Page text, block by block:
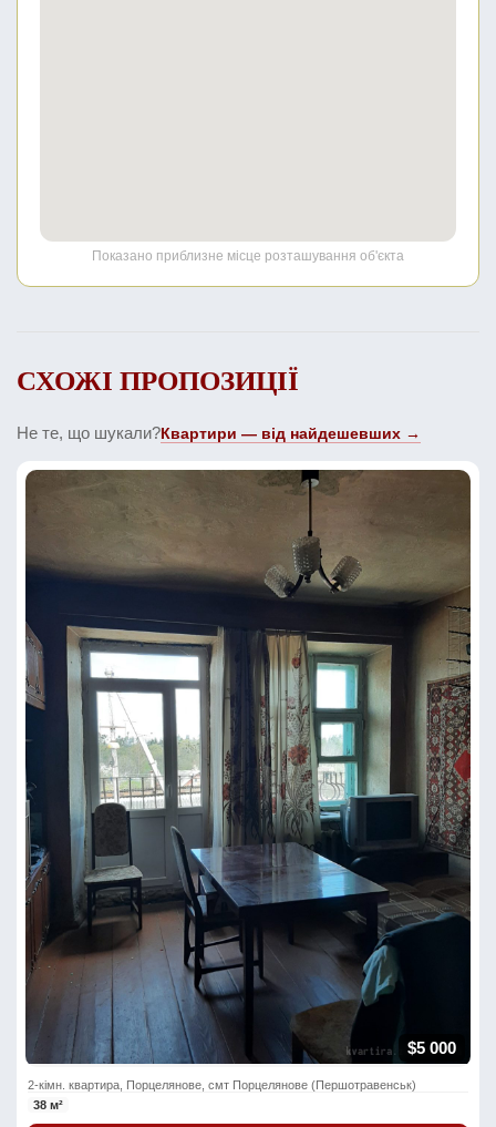
Показано приблизне місце розташування об'єкта
СХОЖІ ПРОПОЗИЦІЇ
Не те, що шукали?Квартири — від найдешевших →
$5 000
2-кімн. квартира, Порцелянове, смт Порцелянове (Першотравенськ)
38 м²